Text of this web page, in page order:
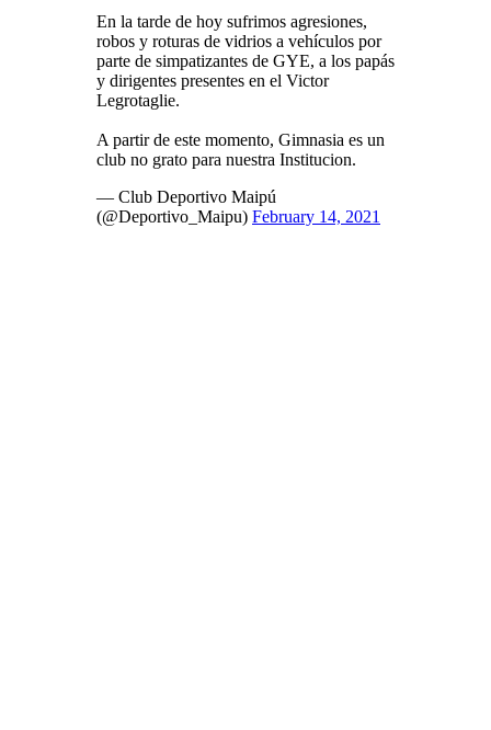
En la tarde de hoy sufrimos agresiones,
robos y roturas de vidrios a vehículos por
parte de simpatizantes de GYE, a los papás
y dirigentes presentes en el Victor
Legrotaglie.
A partir de este momento, Gimnasia es un
club no grato para nuestra Institucion.
— Club Deportivo Maipú
(@Deportivo_Maipu) February 14, 2021